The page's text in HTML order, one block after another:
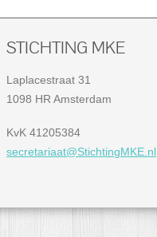
STICHTING MKE
Laplacestraat 31
1098 HR Amsterdam
KvK 41205384
secretariaat@StichtingMKE.nl